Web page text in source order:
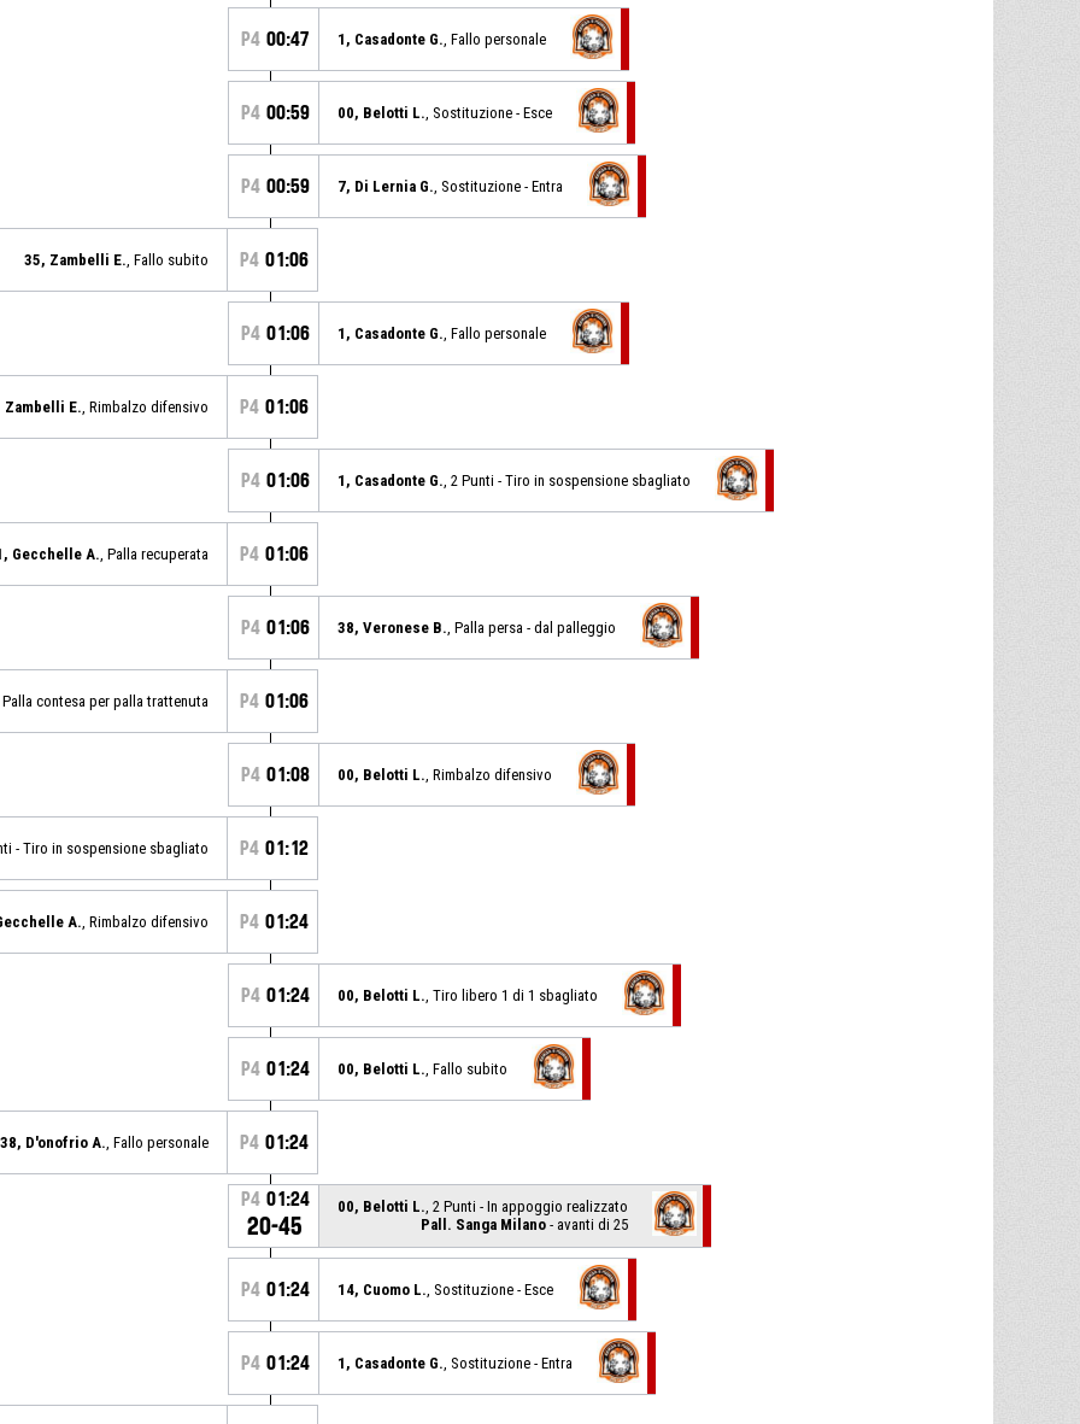
P4 00:47 1, Casadonte G. , Fallo personale
P4 00:59 00, Belotti L. , Sostituzione - Esce
P4 00:59 7, Di Lernia G. , Sostituzione - Entra
35, Zambelli E. , Fallo subito P4 01:06
P4 01:06 1, Casadonte G. , Fallo personale
Zambelli E. , Rimbalzo difensivo P4 01:06
P4 01:06 1, Casadonte G. , 2 Punti - Tiro in sospensione sbagliato
Gecchelle A. , Palla recuperata P4 01:06
P4 01:06 38, Veronese B. , Palla persa - dal palleggio
Palla contesa per palla trattenuta P4 01:06
P4 01:08 00, Belotti L. , Rimbalzo difensivo
- Tiro in sospensione sbagliato P4 01:12
A. , Rimbalzo difensivo P4 01:24
P4 01:24 00, Belotti L. , Tiro libero 1 di 1 sbagliato
P4 01:24 00, Belotti L. , Fallo subito
38, D'onofrio A. , Fallo personale P4 01:24
P4 01:24
20-45
00, Belotti L. , 2 Punti - In appoggio realizzato
Pall. Sanga Milano - avanti di 25
P4 01:24 14, Cuomo L. , Sostituzione - Esce
P4 01:24 1, Casadonte G. , Sostituzione - Entra